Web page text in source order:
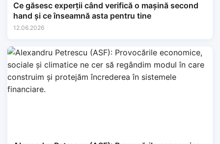
Ce găsesc experții când verifică o mașină second
hand și ce înseamnă asta pentru tine
12.06.2026